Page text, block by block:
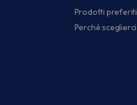
Prodotti preferiti
Perchè sceglierci